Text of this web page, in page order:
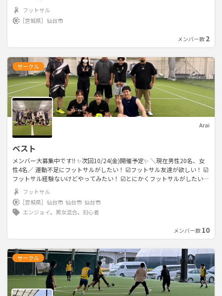
人ほど所属 ・毎回15人前後の参加 ・年齢層は10代後半から50代後半まで
【活動内容】 •活動頻度は週1〜2回 •練習会を基本とし、練習試合や施設
のワンデイ大会も積極的に参加 •フットサルだけなく機会があればソサイ
部リーグ所属→途中棄権 ・2021年 フットサルフェスタ東北予選優勝→
全国大会出場 ・2022年 東北チャンピオンズトーナメント予選優勝→決
勝大会準優勝 【参加費】 練習会：学生500円、社会人1000円 大会：人数
割 楽しみながら上達を目指して活動していただけるメンバーを募集して
います！
フットサル
［宮城県］ 仙台市
メンバー数2
サークル
Arai
ベスト
メンバー大募集中です‼️ ✨️次回10/24(金)開催予定✨️ ＼現在男性20名、女
性4名／ 運動不足にフットサルがしたい！ ☑️フットサル友達が欲しい！ ☑️
フットサル経験ないけどやってみたい！ ☑️とにかくフットサルがしたい！
☑️フットサル経験がない人が9割なので真剣にやりたい人は物足りないか
も…etc... 20-30代が多いですが年齢は問いません✨ 未経験者、初心者も大
歓迎！途中参加でも大丈夫です！ お気軽にご参加お待ちしておりま
す！！ 基本平日開催です！ 参加費…初回500円 2回目以降1000円です！
フットサル
［宮城県］ 仙台市 仙台市 仙台市
エンジョイ、 男女混合、 初心者
メンバー数10
サークル